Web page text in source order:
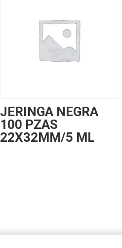
JERINGA NEGRA
100 PZAS
22X32MM/5 ML